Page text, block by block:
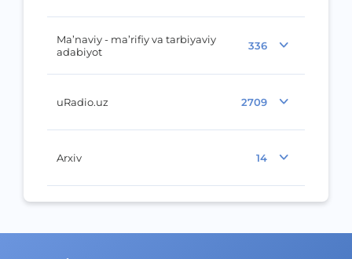
Ma’naviy - ma’rifiy va tarbiyaviy
adabiyot
336
uRadio.uz 2709
Arxiv 14